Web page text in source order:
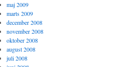
maj 2009
marts 2009
december 2008
november 2008
oktober 2008
august 2008
juli 2008